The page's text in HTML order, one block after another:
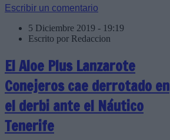
Escribir un comentario
5 Diciembre 2019 - 19:19
Escrito por Redaccion
El Aloe Plus Lanzarote
Conejeros cae derrotado en
el derbi ante el Náutico
Tenerife